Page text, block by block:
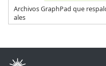
Archivos GraphPad que
ales